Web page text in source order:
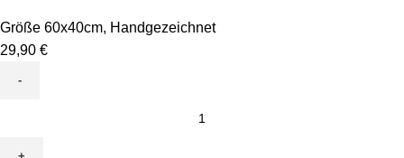
Größe 60x40cm, Handgezeichnet
29,90 €
Ausmalen